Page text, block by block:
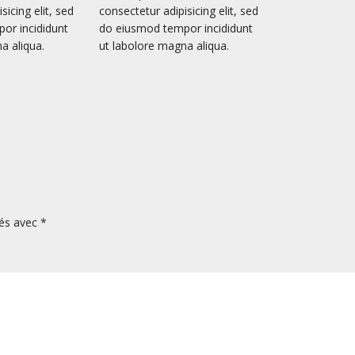
elit, sed
incididunt
aliqua.
consectetur adipisicing elit, sed
do eiusmod tempor incididunt
ut labolore magna aliqua.
avec*